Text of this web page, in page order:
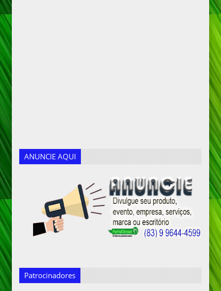
ANUNCIE AQUI
Patrocinadores